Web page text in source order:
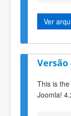
Ver
Versão
This is
Joomla!